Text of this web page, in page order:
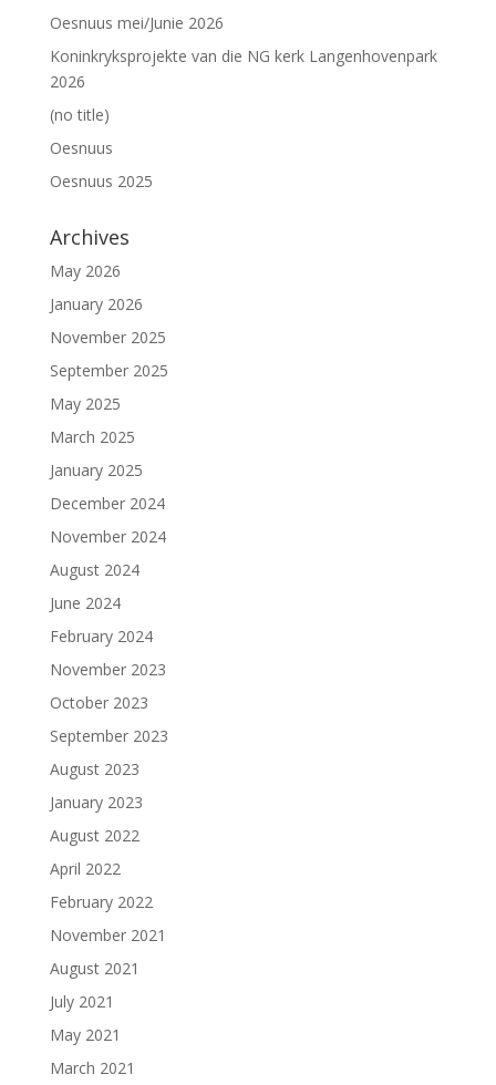
Oesnuus mei/Junie 2026
Koninkryksprojekte van die NG kerk Langenhovenpark
2026
(no title)
Oesnuus
Oesnuus 2025
Archives
May 2026
January 2026
November 2025
September 2025
May 2025
March 2025
January 2025
December 2024
November 2024
August 2024
June 2024
February 2024
November 2023
October 2023
September 2023
August 2023
January 2023
August 2022
April 2022
February 2022
November 2021
August 2021
July 2021
May 2021
March 2021